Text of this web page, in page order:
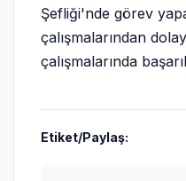
Şefliği'nde görev
çalışmalarından
çalışmalarında
Etiket/Paylaş: